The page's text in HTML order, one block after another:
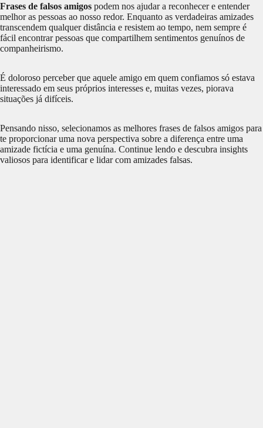
Frases de falsos amigos podem nos ajudar a reconhecer e entender
melhor as pessoas ao nosso redor. Enquanto as verdadeiras amizades
transcendem qualquer distância e resistem ao tempo, nem sempre é
fácil encontrar pessoas que compartilhem sentimentos genuínos de
companheirismo.
É doloroso perceber que aquele amigo em quem confiamos só estava
interessado em seus próprios interesses e, muitas vezes, piorava
situações já difíceis.
Pensando nisso, selecionamos as melhores frases de falsos amigos para
te proporcionar uma nova perspectiva sobre a diferença entre uma
amizade fictícia e uma genuína. Continue lendo e descubra insights
valiosos para identificar e lidar com amizades falsas.